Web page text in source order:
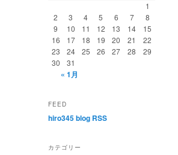
1
2
3 4 5 6 7
8
9
10 11 12 13 14
15
16
17 18 19 20 21
22
23
24 25 26 27 28
29
30
31
« 1月
FEED
hiro345 blog RSS
カテゴリー